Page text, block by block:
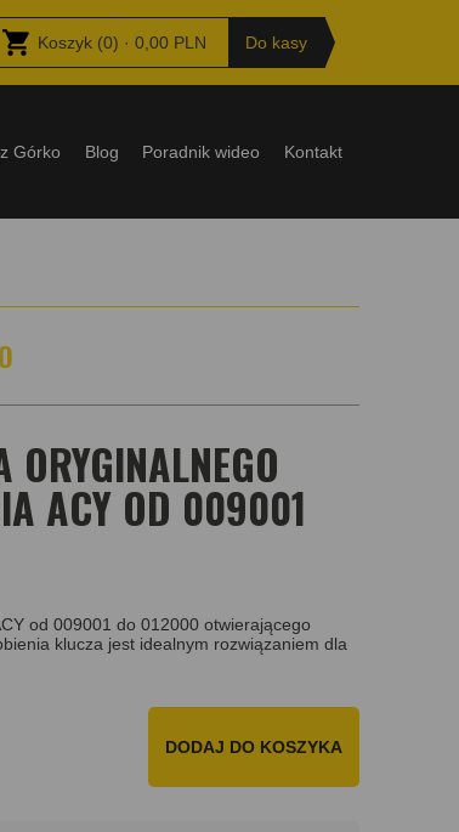
Koszyk (0) · 0,00 PLN Do kasy
Górko Blog Poradnik wideo Kontakt
ACY OD 009001
od 009001 do 012000 otwierającego
klucza jest idealnym rozwiązaniem dla
DODAJ DO KOSZYKA